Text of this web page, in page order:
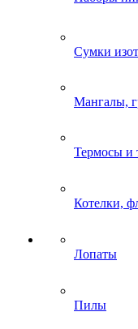
Сумки
Мангалы,
Термосы и
Котелки,
Лопаты
Пилы